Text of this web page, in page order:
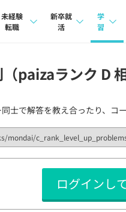
未経験
転職
インタビュー
転職成功ガイド
新卒就
活
本選考
新卒エージェント
イベント・セミナー
インタビュー
就活成功ガイド
学
習
問題集
4択
ナレ
リフ
プラン
個人
paizaランク D
士で解答を教え合ったり、コ
ログインし